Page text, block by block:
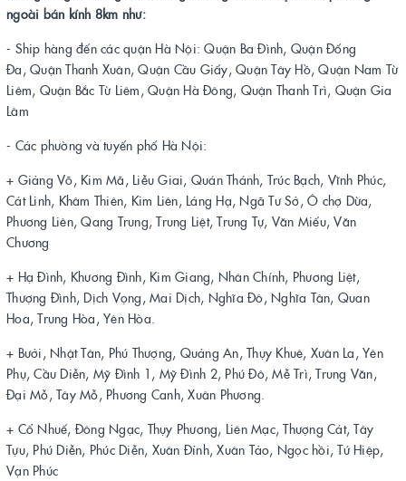
ngoài bán kính 8km như:
- Ship hàng đến các quận Hà Nội: Quận Ba Đình, Quận Đống
Đa, Quận Thanh Xuân, Quận Cầu Giấy, Quận Tây Hồ, Quận Nam Từ
Liêm, Quận Bắc Từ Liêm, Quận Hà Đông, Quận Thanh Trì, Quận Gia
Lâm
- Các phường và tuyến phố Hà Nội:
+ Giảng Võ, Kim Mã, Liễu Giai, Quán Thánh, Trúc Bạch, Vĩnh Phúc,
Cát Linh, Khâm Thiên, Kim Liên, Láng Hạ, Ngã Tư Sở, Ô chợ Dừa,
Phương Liên, Qang Trung, Trung Liệt, Trung Tự, Văn Miếu, Văn
Chương
+ Hạ Đình, Khương Đình, Kim Giang, Nhân Chính, Phương Liệt,
Thượng Đình, Dịch Vọng, Mai Dịch, Nghĩa Đô, Nghĩa Tân, Quan
Hoa, Trung Hòa, Yên Hòa.
+ Bưởi, Nhật Tân, Phú Thượng, Quảng An, Thụy Khuê, Xuân La, Yên
Phụ, Cầu Diễn, Mỹ Đình 1, Mỹ Đình 2, Phú Đô, Mễ Trì, Trung Văn,
Đại Mỗ, Tây Mỗ, Phương Canh, Xuân Phương.
+ Cổ Nhuế, Đông Ngạc, Thụy Phương, Liên Mạc, Thượng Cát, Tây
Tựu, Phú Diễn, Phúc Diễn, Xuân Đỉnh, Xuân Tảo, Ngọc hồi, Tứ Hiệp,
Vạn Phúc